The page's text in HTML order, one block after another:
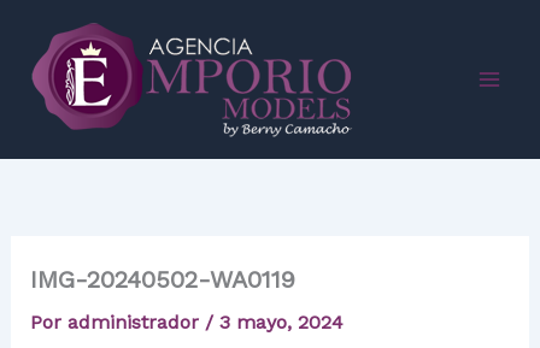
contenido
IMG-20240502-WA0119
Por administrador / 3 mayo, 2024